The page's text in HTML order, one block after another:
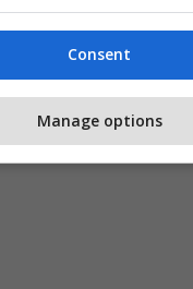
Consent
Manage options